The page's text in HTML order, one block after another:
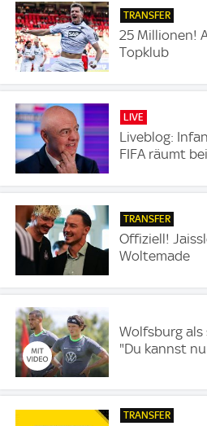
TRANSFER
25 Millionen!
Topklub
LIVE
Liveblog:
FIFA räumt
TRANSFER
Offiziell!
Woltemade
Wolfsburg als
"Du kannst
TRANSFER